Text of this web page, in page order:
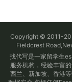
Copyright © 2011-
Fieldcrest
找代写是一家留学生
服务机构，经验丰富
西兰、新加坡、香港